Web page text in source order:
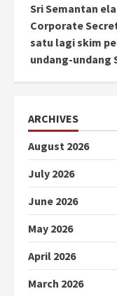
Sri Semantan
Corporate
satu lagi skim
undang-undang
ARCHIVES
August 2026
July 2026
June 2026
May 2026
April 2026
March 2026